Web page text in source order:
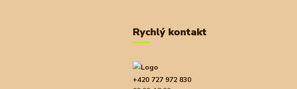
Rychlý kontakt
+420 727 972 830